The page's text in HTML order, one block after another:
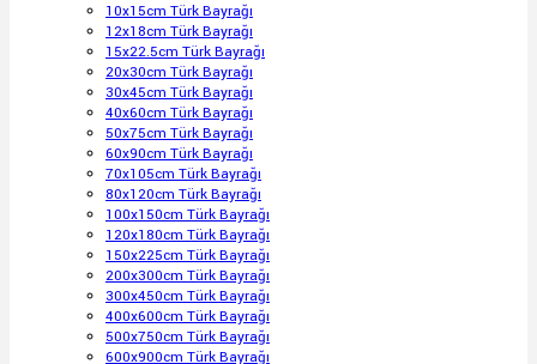
10x15cm Türk Bayrağı
12x18cm Türk Bayrağı
15x22.5cm Türk Bayrağı
20x30cm Türk Bayrağı
30x45cm Türk Bayrağı
40x60cm Türk Bayrağı
50x75cm Türk Bayrağı
60x90cm Türk Bayrağı
70x105cm Türk Bayrağı
80x120cm Türk Bayrağı
100x150cm Türk Bayrağı
120x180cm Türk Bayrağı
150x225cm Türk Bayrağı
200x300cm Türk Bayrağı
300x450cm Türk Bayrağı
400x600cm Türk Bayrağı
500x750cm Türk Bayrağı
600x900cm Türk Bayrağı